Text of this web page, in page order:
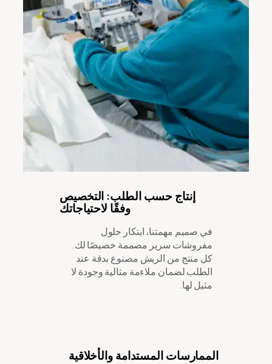
إنتاج حسب الطلب: التخصيص
وفقًا لاحتياجاتك
في صميم مهمتنا، ابتكار حلول
مفروشات سرير مصممة خصيصًا لك.
كل منتج من الريش مصنوع بدقة عند
الطلب لضمان ملاءمة مثالية وجودة لا
مثيل لها.
الممارسات المستدامة والأخلاقية